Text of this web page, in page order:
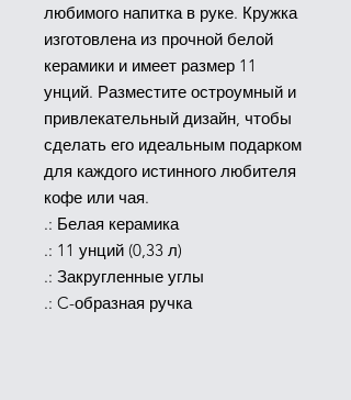
любимого напитка в руке. Кружка
изготовлена из прочной белой
керамики и имеет размер 11
унций. Разместите остроумный и
привлекательный дизайн, чтобы
сделать его идеальным подарком
для каждого истинного любителя
кофе или чая.
.: Белая керамика
.: 11 унций (0,33 л)
.: Закругленные углы
.: C-образная ручка